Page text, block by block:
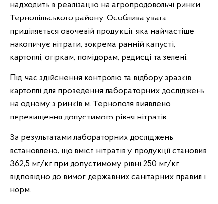
надходить в реалізацію на агропродовольчі ринки
Тернопільського району. Особлива увага
приділяється овочевій продукції, яка найчастіше
накопичує нітрати, зокрема ранній капусті,
картоплі, огіркам, помідорам, редисці та зелені.
Під час здійснення контролю та відбору зразків
картоплі для проведення лабораторних досліджень
на одному з ринків м. Тернополя виявлено
перевищення допустимого рівня нітратів.
За результатами лабораторних досліджень
встановлено, що вміст нітратів у продукції становив
362,5 мг/кг при допустимому рівні 250 мг/кг
відповідно до вимог державних санітарних правил і
норм.